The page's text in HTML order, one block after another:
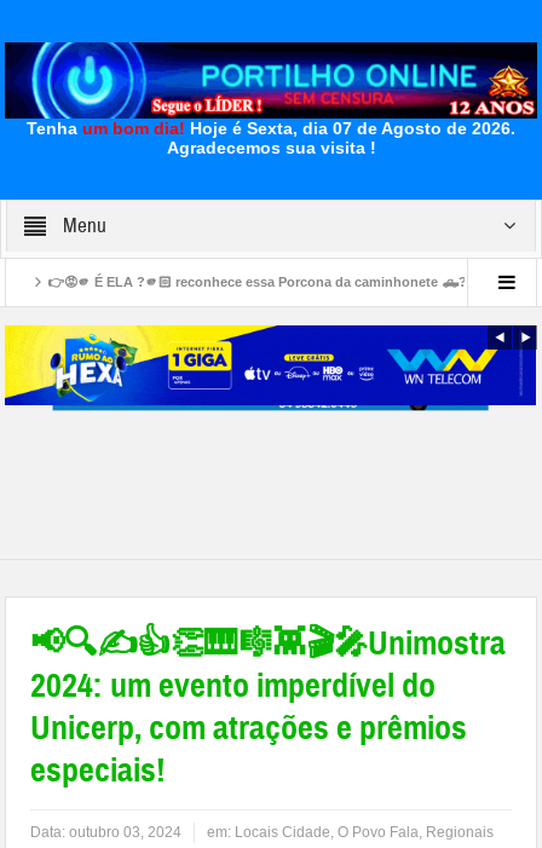
Tenha um bom dia! Hoje é Sexta, dia 07 de Agosto de 2026.
Agradecemos sua visita !
Menu
?🫵🏻 reconhece essa Porcona da caminhonete 🛻?🐽 🐷 🐖 🫵Quem é o
na mineradora EuroChem preocupam trabalhadores em Serra do Salitre
📢🔍✍👍👏🎹🎼👾🎬🎤Unimostra
2024: um evento imperdível do
Unicerp, com atrações e prêmios
especiais!
Data:outubro 03, 2024 em: Locais Cidade,O Povo Fala, Regionais